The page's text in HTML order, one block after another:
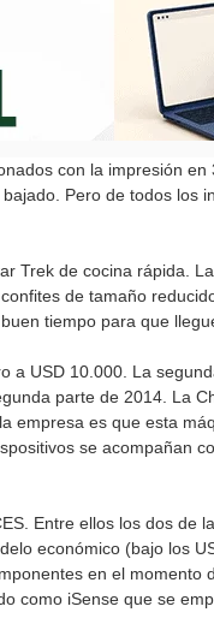
con la impresión
Pero de todos los
Trek de cocina rápida.
de tamaño
tiempo para que
USD 10.000. La
parte de 2014. La
empresa es que esta
se acompañan
Entre ellos los dos de
económico (bajo los
en el momento
como iSense que se